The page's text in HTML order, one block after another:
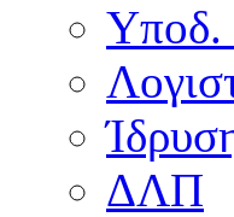
Υποδ.
ΔΛΠ